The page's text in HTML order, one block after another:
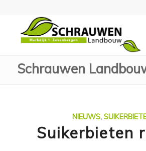
Schrauwen
NIEUWS,
Suikerbieten